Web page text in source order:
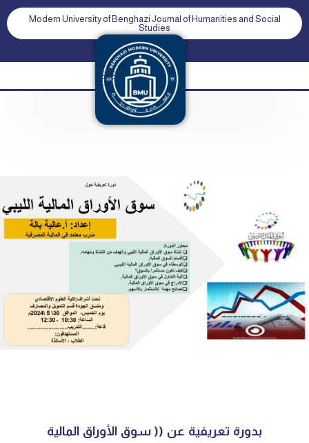
Modern University of Benghazi Journal of Humanities and Social
Studies
بدورة تعريفية عن (( سوق الأوراق المالية